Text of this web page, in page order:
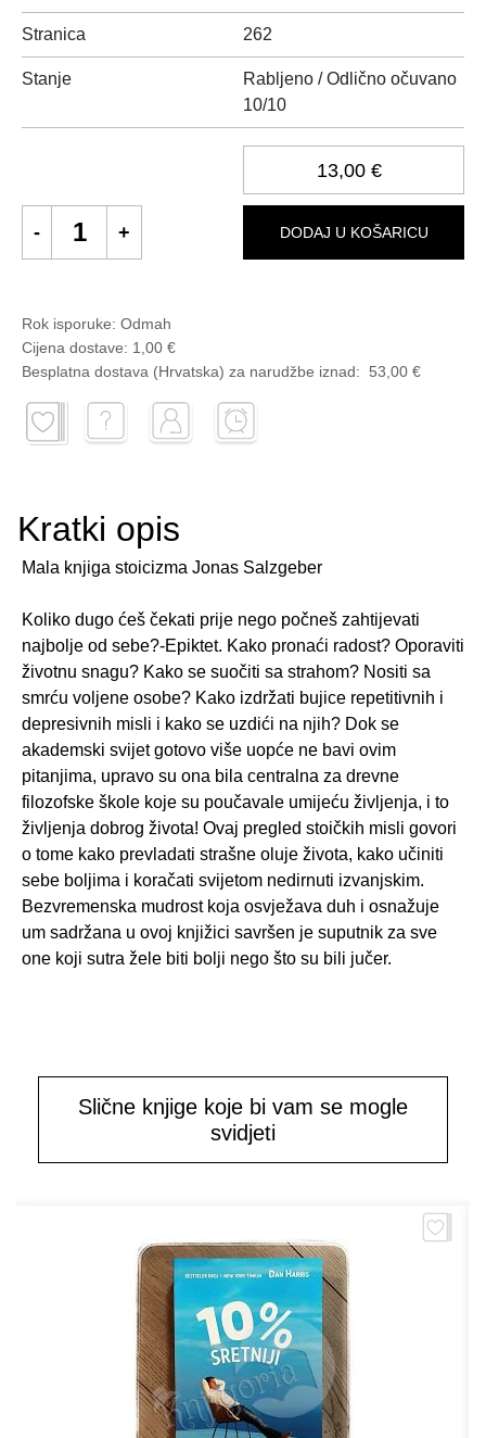
Stranica 262
Stanje
Rabljeno / Odlično očuvano
10/10
13,00 €
DODAJ U KOŠARICU
Rok isporuke: Odmah
Cijena dostave: 1,00 €
Besplatna dostava (Hrvatska) za narudžbe iznad: 53,00 €
Kratki opis
Mala knjiga stoicizma Jonas Salzgeber
Koliko dugo ćeš čekati prije nego počneš zahtijevati
najbolje od sebe?-Epiktet. Kako pronaći radost? Oporaviti
životnu snagu? Kako se suočiti sa strahom? Nositi sa
smrću voljene osobe? Kako izdržati bujice repetitivnih i
depresivnih misli i kako se uzdići na njih? Dok se
akademski svijet gotovo više uopće ne bavi ovim
pitanjima, upravo su ona bila centralna za drevne
filozofske škole koje su poučavale umijeću življenja, i to
življenja dobrog života! Ovaj pregled stoičkih misli govori
o tome kako prevladati strašne oluje života, kako učiniti
sebe boljima i koračati svijetom nedirnuti izvanjskim.
Bezvremenska mudrost koja osvježava duh i osnažuje
um sadržana u ovoj knjižici savršen je suputnik za sve
one koji sutra žele biti bolji nego što su bili jučer.
Slične knjige koje bi vam se mogle
svidjeti